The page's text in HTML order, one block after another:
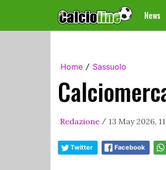
News
Home / Sassuolo
Redazione / 13 May 2026,
Twitter Facebook